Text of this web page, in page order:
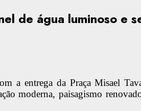
de água luminoso e
a entrega da Praça Misael
moderna, paisagismo